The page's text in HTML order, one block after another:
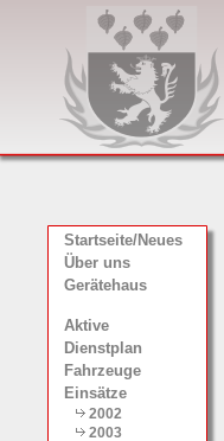
Startseite/Neues
Über uns
Gerätehaus
Aktive
Dienstplan
Fahrzeuge
Einsätze
2002
2003